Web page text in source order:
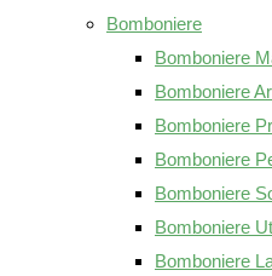
Bomboniere
Bomboniere
Bomboniere
Bomboniere
Bomboniere
Bomboniere
Bomboniere
Bomboniere